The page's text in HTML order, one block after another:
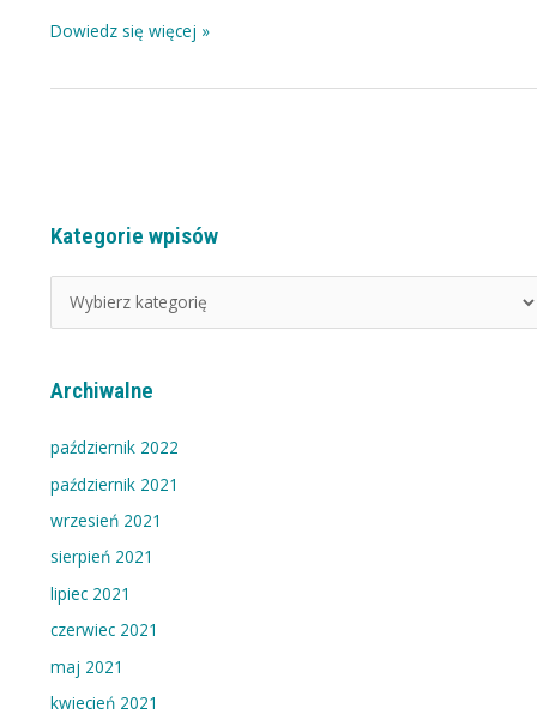
Kategorie wpisów
K
e
o
i
e
w
p
i
s
Archiwalne
październik 2022
październik 2021
wrzesień 2021
sierpień 2021
lipiec 2021
czerwiec 2021
maj 2021
kwiecień 2021
Dowiedz się więcej »